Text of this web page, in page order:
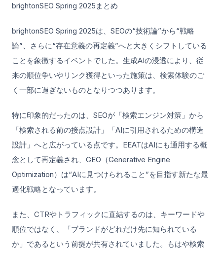
brightonSEO Spring 2025まとめ
brightonSEO Spring 2025は、SEOの“技術論”から“戦略
論”、さらに“存在意義の再定義”へと大きくシフトしている
ことを象徴するイベントでした。生成AIの浸透により、従
来の順位争いやリンク獲得といった施策は、検索体験のご
く一部に過ぎないものとなりつつあります。
特に印象的だったのは、SEOが「検索エンジン対策」から
「検索される前の接点設計」「AIに引用されるための構造
設計」へと広がっている点です。EEATはAIにも通用する概
念として再定義され、GEO（Generative Engine
Optimization）は“AIに見つけられること”を目指す新たな最
適化戦略となっています。
また、CTRやトラフィックに直結するのは、キーワードや
順位ではなく、「ブランドがどれだけ先に知られている
か」であるという前提が共有されていました。もはや検索